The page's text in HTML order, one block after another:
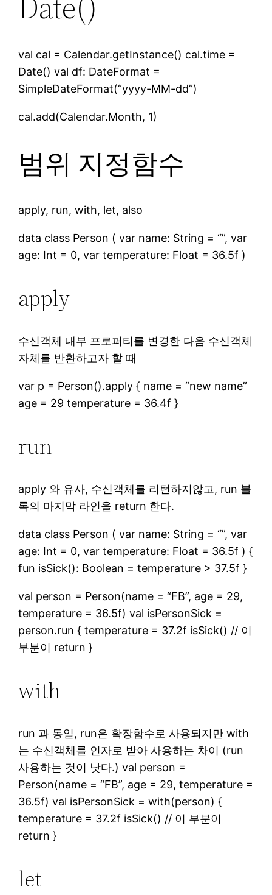
val cal = Calendar.getInstance() cal.time =
Date() val df: DateFormat =
SimpleDateFormat(“yyyy-MM-dd”)
cal.add(Calendar.Month, 1)
범위 지정함수
apply, run, with, let, also
data class Person ( var name: String = “”, var
age: Int = 0, var temperature: Float = 36.5f )
apply
수신객체 내부 프로퍼티를 변경한 다음 수신객체
자체를 반환하고자 할 때
var p = Person().apply { name = “new name”
age = 29 temperature = 36.4f }
run
apply 와 유사, 수신객체를 리턴하지않고, run 블
록의 마지막 라인을 return 한다.
data class Person ( var name: String = “”, var
age: Int = 0, var temperature: Float = 36.5f ) {
fun isSick(): Boolean = temperature > 37.5f }
val person = Person(name = “FB”, age = 29,
temperature = 36.5f) val isPersonSick =
person.run { temperature = 37.2f isSick() // 이
부분이 return }
with
run 과 동일, run은 확장함수로 사용되지만 with
는 수신객체를 인자로 받아 사용하는 차이 (run
사용하는 것이 낫다.) val person =
Person(name = “FB”, age = 29, temperature =
36.5f) val isPersonSick = with(person) {
temperature = 37.2f isSick() // 이 부분이
return }
let